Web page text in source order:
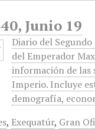
Junio 19
Diario del
del Emperador
información de las
Imperio. Incluye
demografía,
, Exequatúr, Gran